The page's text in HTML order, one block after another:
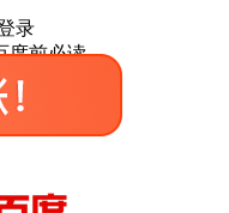
录
度前必读